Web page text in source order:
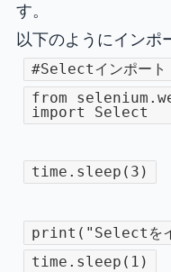
す。
以下のようにインポ
#Selectインポート
from
import Select
time.sleep(3)
print("Selectをイ
time.sleep(1)